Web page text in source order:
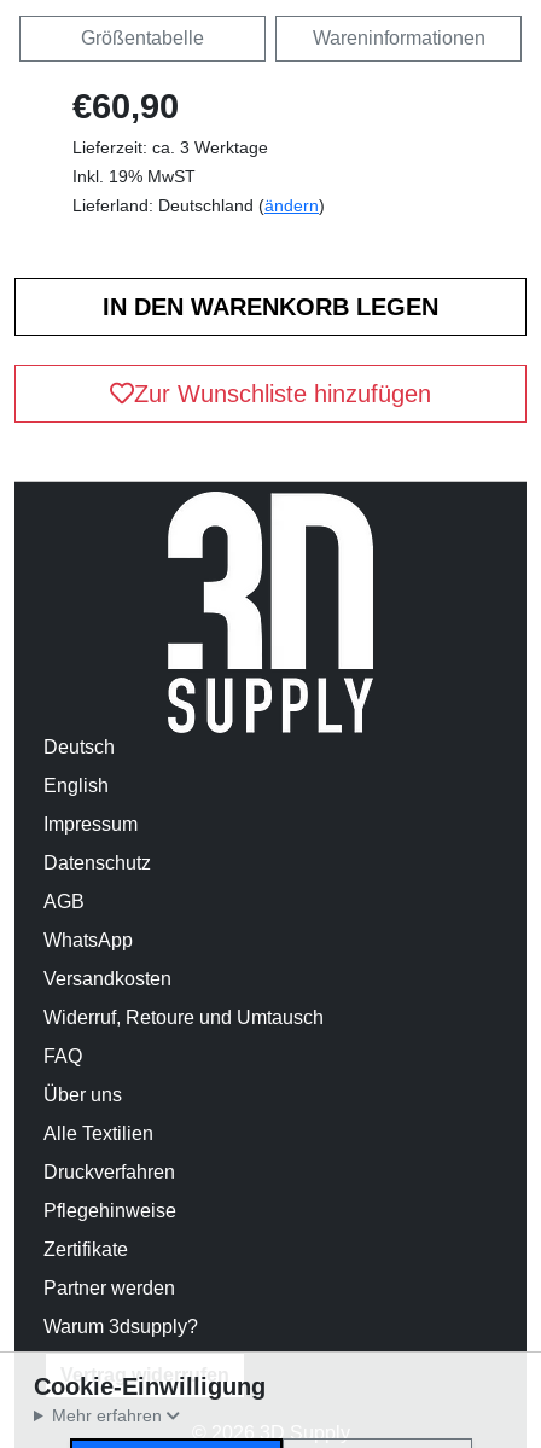
Größentabelle Wareninformationen
€60,90
Lieferzeit: ca. 3 Werktage
Inkl. 19% MwST
Lieferland: Deutschland (ändern)
Zur Wunschliste hinzufügen
Deutsch
English
Impressum
Datenschutz
AGB
WhatsApp
Versandkosten
Widerruf, Retoure und Umtausch
FAQ
Über uns
Alle Textilien
Druckverfahren
Pflegehinweise
Zertifikate
Partner werden
Warum 3dsupply?
Vertrag widerrufen
© 2026 3D Supply
Cookie-Einwilligung
Mehr erfahren